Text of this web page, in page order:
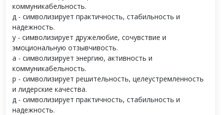
коммуникабельность.
д - символизирует практичность, стабильность и
надежность.
у - символизирует дружелюбие, сочувствие и
эмоциональную отзывчивость.
а - символизирует энергию, активность и
коммуникабельность.
р - символизирует решительность, целеустремленность
и лидерские качества.
д - символизирует практичность, стабильность и
надежность.